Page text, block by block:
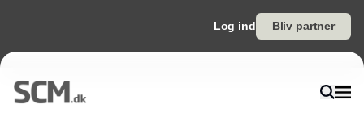
Log ind Bliv partner